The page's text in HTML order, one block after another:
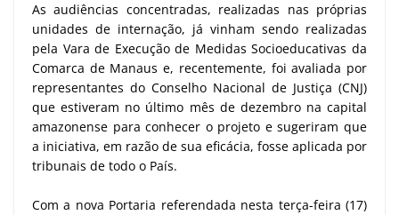
As audiências concentradas, realizadas nas próprias
unidades de internação, já vinham sendo realizadas
pela Vara de Execução de Medidas Socioeducativas da
Comarca de Manaus e, recentemente, foi avaliada por
representantes do Conselho Nacional de Justiça (CNJ)
que estiveram no último mês de dezembro na capital
amazonense para conhecer o projeto e sugeriram que
a iniciativa, em razão de sua eficácia, fosse aplicada por
tribunais de todo o País.
Com a nova Portaria referendada nesta terça-feira (17)